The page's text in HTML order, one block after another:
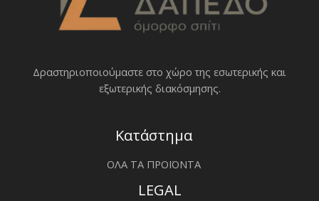
Δραστηριοποιoύμαστε στο χώρο της εσωτερικής και
εξωτερικής διακόσμησης.
Κατάστημα
ΟΛΑ ΤΑ ΠΡΟΪΟΝΤΑ
LEGAL